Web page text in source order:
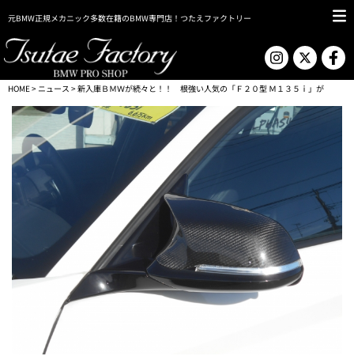
元BMW正規メカニック多数在籍のBMW専門店！つたえファクトリー
HOME> ニュース > 新入庫ＢＭＷが続々と！！ 根強い人気の「Ｆ２０型 Ｍ１３５ｉ」が